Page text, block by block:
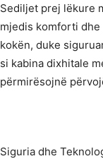
Sediljet prej lëkure
mjedis komforti
kokën, duke
si kabina dixhitale
përmirësojnë
Siguria dhe